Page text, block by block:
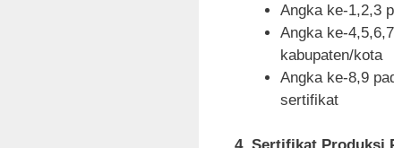
Angka ke-1,2,3
Angka ke-
kabupaten/kota
Angka ke-8,9
sertifikat